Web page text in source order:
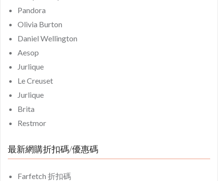
Pandora
Olivia Burton
Daniel Wellington
Aesop
Jurlique
Le Creuset
Jurlique
Brita
Restmor
最新網購折扣碼/優惠碼
Farfetch 折扣碼